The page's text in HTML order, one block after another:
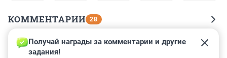
КОММЕНТАРИИ 28
Гость
27 июня 2025, 00:31
Получай награды за комментарии и другие
задания!